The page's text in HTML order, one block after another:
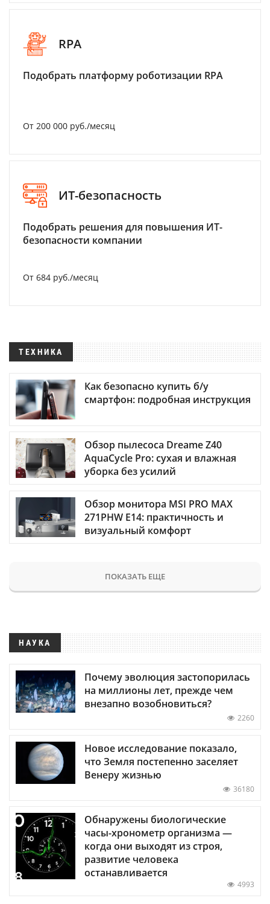
RPA
Подобрать платформу роботизации RPA
От 200 000 руб./месяц
ИТ-безопасность
Подобрать решения для повышения ИТ-
безопасности компании
От 684 руб./месяц
ТЕХНИКА
Как безопасно купить б/у
смартфон: подробная инструкция
Обзор пылесоса Dreame Z40
AquaCycle Pro: сухая и влажная
уборка без усилий
Обзор монитора MSI PRO MAX
271PHW E14: практичность и
визуальный комфорт
ПОКАЗАТЬ ЕЩЕ
НАУКА
Почему эволюция застопорилась
на миллионы лет, прежде чем
внезапно возобновиться?
2260
Новое исследование показало,
что Земля постепенно заселяет
Венеру жизнью
36180
Обнаружены биологические
часы-хронометр организма —
когда они выходят из строя,
развитие человека
останавливается
4993